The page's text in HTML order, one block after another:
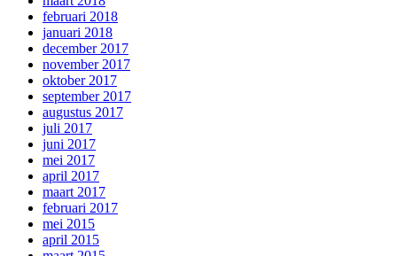
februari 2018
januari 2018
december 2017
november 2017
oktober 2017
september 2017
augustus 2017
juli 2017
juni 2017
mei 2017
april 2017
maart 2017
februari 2017
mei 2015
april 2015